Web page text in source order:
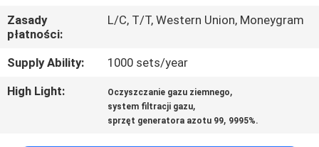
SKONTAKTUJ
SIĘ
Z
NAMI
AKTUALNOŚCI
Zasady
płatności:
L/C, T/T, Western Union, Moneygram
Supply Ability:
1000 sets/year
High Light:
Oczyszczanie gazu ziemnego,
system filtracji gazu,
sprzęt generatora azotu 99, 9995%.